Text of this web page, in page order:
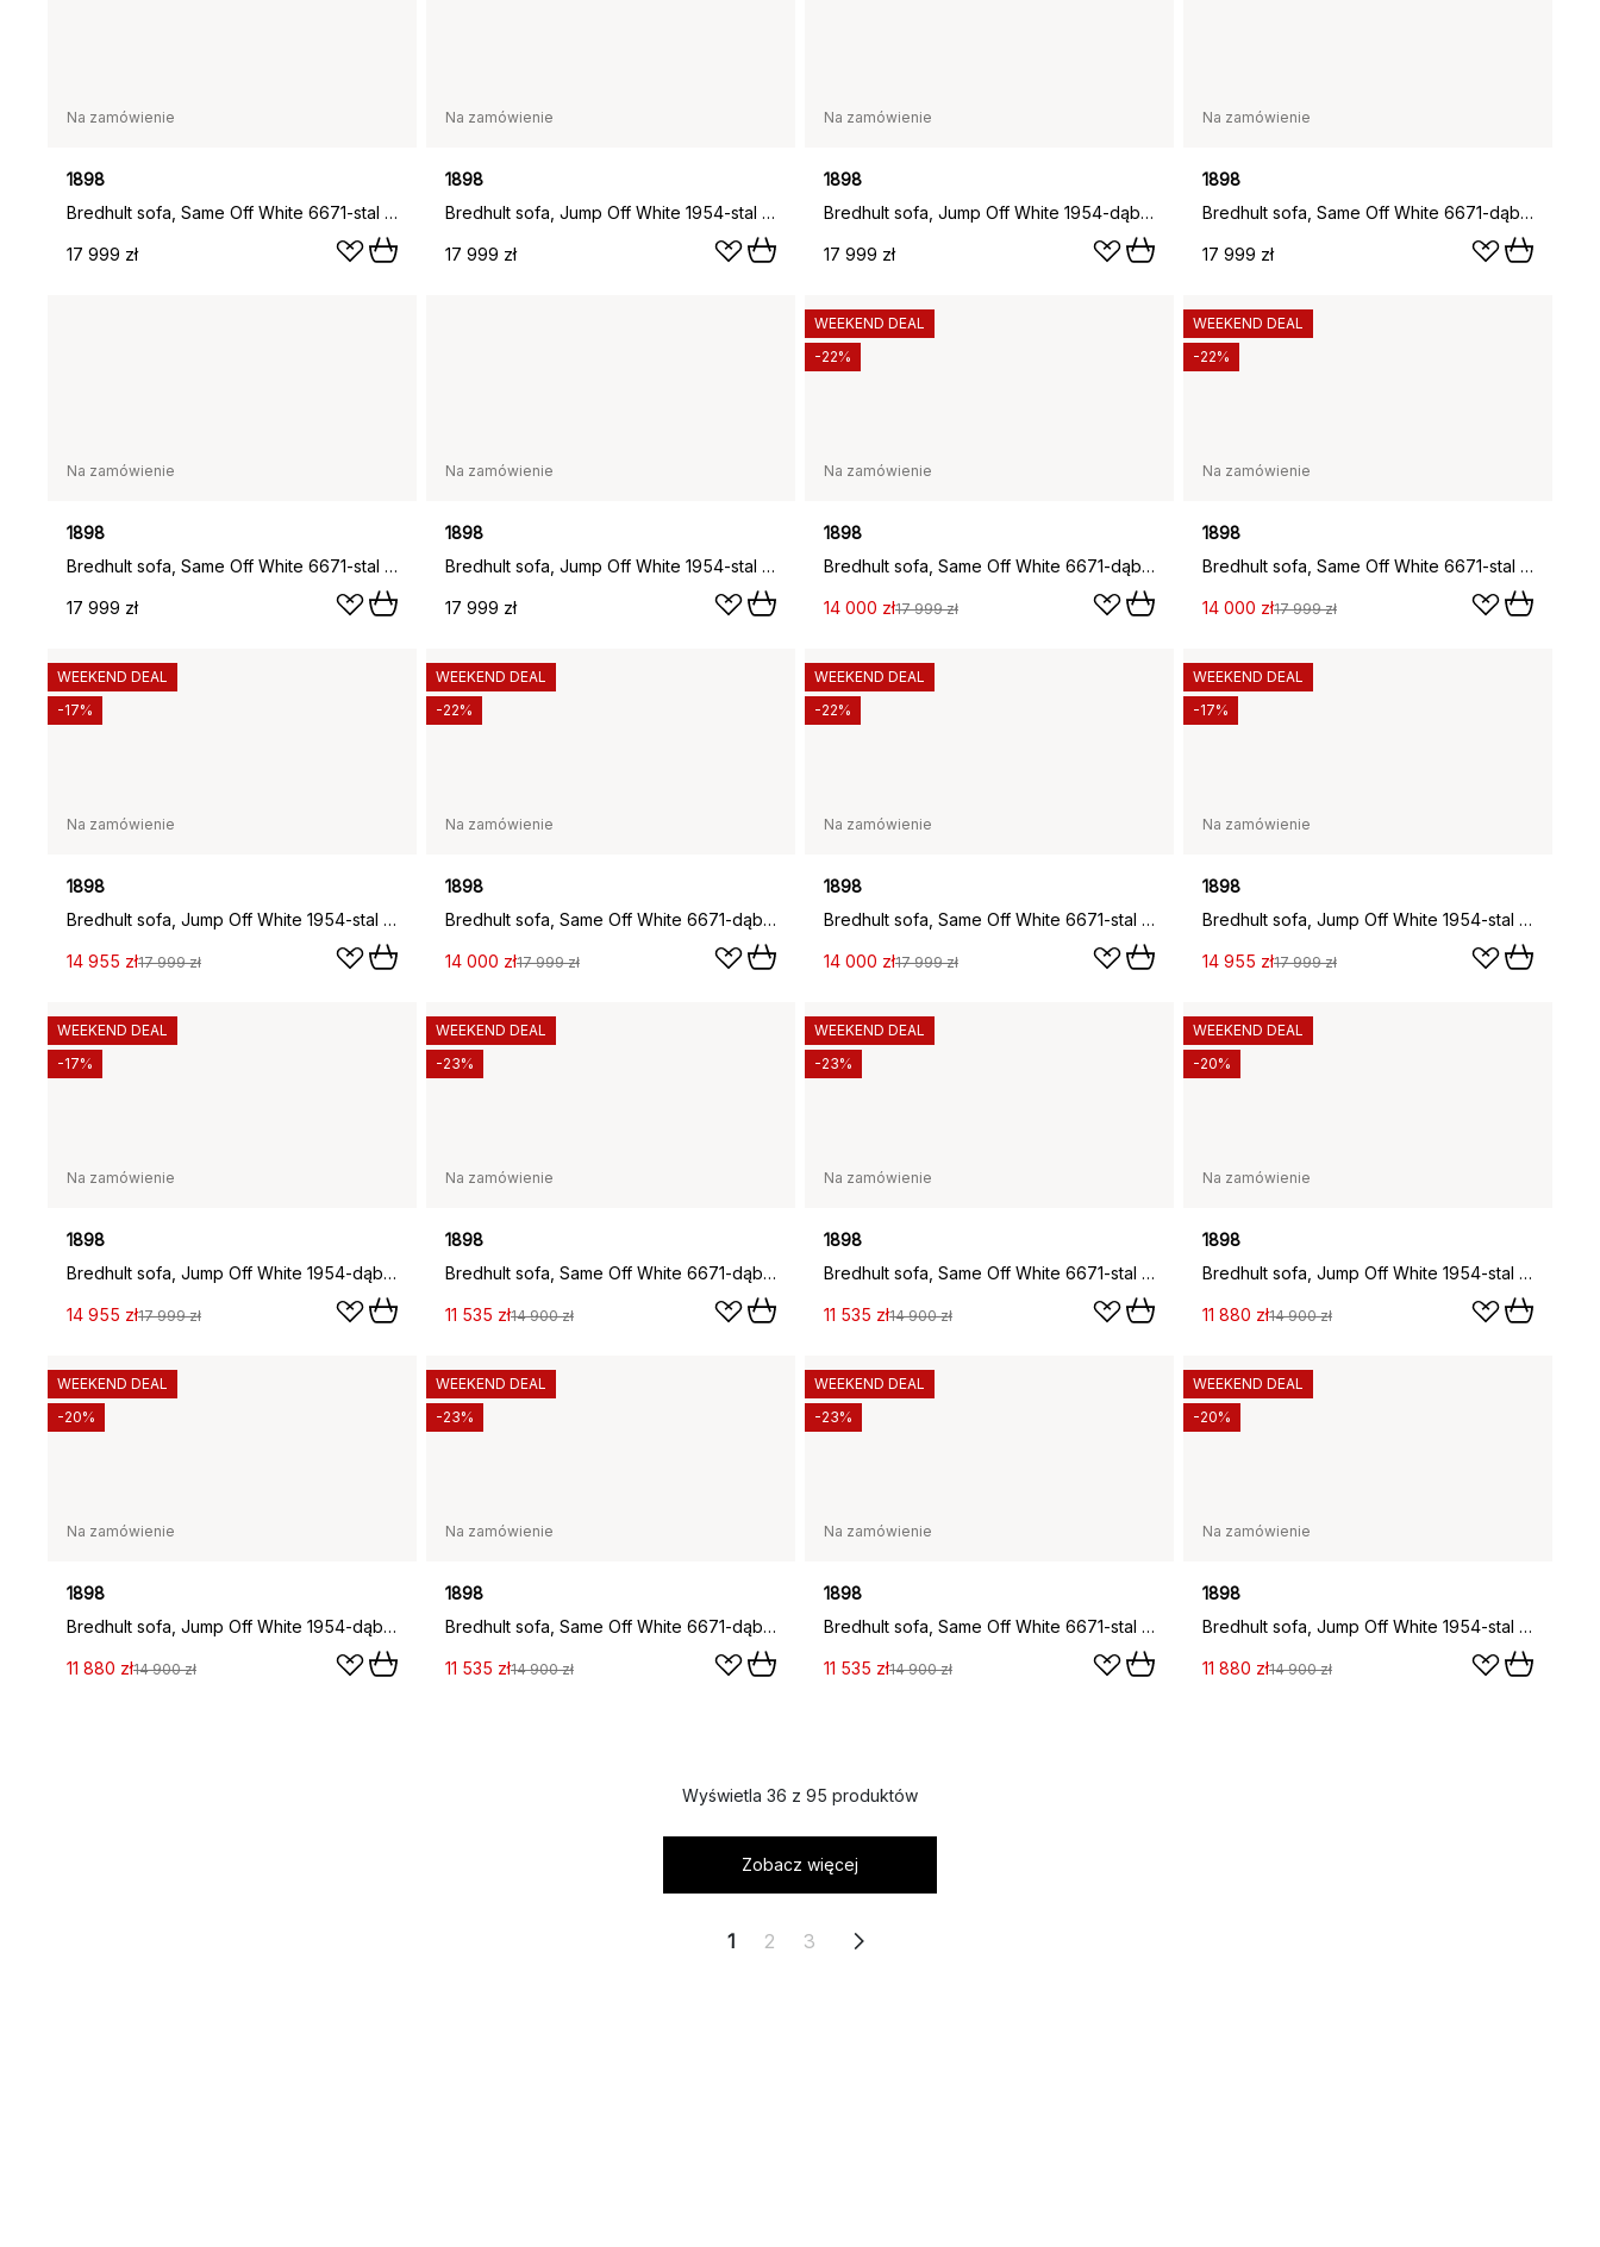
Na zamówienie
1898
Bredhult sofa, Same Off White 6671-stal czarna, 3-osobowa A1
17 999 zł
Na zamówienie
1898
Bredhult sofa, Jump Off White 1954-stal czarna, 3-osobowa A1
17 999 zł
Na zamówienie
1898
Bredhult sofa, Jump Off White 1954-dąb olejowany na biało, 3-osobowa A1
17 999 zł
Na zamówienie
1898
Bredhult sofa, Same Off White 6671-dąb olejowany na biało, 3-osobowa A2
17 999 zł
Na zamówienie
1898
Bredhult sofa, Same Off White 6671-stal czarna, 3-osobowa A2
17 999 zł
Na zamówienie
1898
Bredhult sofa, Jump Off White 1954-stal czarna, 3-osobowa A2
17 999 zł
Na zamówienie
1898
Bredhult sofa, Same Off White 6671-dąb olejowany na biało, 4-osobowa B1
14 000 zł17 999 zł
WEEKEND DEAL
-22%
Na zamówienie
1898
Bredhult sofa, Same Off White 6671-stal czarna, 4-osobowa B1
14 000 zł17 999 zł
WEEKEND DEAL
-22%
Na zamówienie
1898
Bredhult sofa, Jump Off White 1954-stal czarna, 4-osobowa B1
14 955 zł17 999 zł
WEEKEND DEAL
-17%
Na zamówienie
1898
Bredhult sofa, Same Off White 6671-dąb olejowany na biało, 4-osobowa B2
14 000 zł17 999 zł
WEEKEND DEAL
-22%
Na zamówienie
1898
Bredhult sofa, Same Off White 6671-stal czarna, 4-osobowa B2
14 000 zł17 999 zł
WEEKEND DEAL
-22%
Na zamówienie
1898
Bredhult sofa, Jump Off White 1954-stal czarna, 4-osobowa B2
14 955 zł17 999 zł
WEEKEND DEAL
-17%
Na zamówienie
1898
Bredhult sofa, Jump Off White 1954-dąb olejowany na biało, 4-osobowa B2
14 955 zł17 999 zł
WEEKEND DEAL
-17%
Na zamówienie
1898
Bredhult sofa, Same Off White 6671-dąb olejowany na biało, 2,5-osobowa C1
11 535 zł14 900 zł
WEEKEND DEAL
-23%
Na zamówienie
1898
Bredhult sofa, Same Off White 6671-stal czarna, 2,5-osobowa C1
11 535 zł14 900 zł
WEEKEND DEAL
-23%
Na zamówienie
1898
Bredhult sofa, Jump Off White 1954-stal czarna, 2,5-osobowa C1
11 880 zł14 900 zł
WEEKEND DEAL
-20%
Na zamówienie
1898
Bredhult sofa, Jump Off White 1954-dąb olejowany na biało, 2,5-osobowa C1
11 880 zł14 900 zł
WEEKEND DEAL
-20%
Na zamówienie
1898
Bredhult sofa, Same Off White 6671-dąb olejowany na biało, 2,5-osobowa C2
11 535 zł14 900 zł
WEEKEND DEAL
-23%
Na zamówienie
1898
Bredhult sofa, Same Off White 6671-stal czarna, 2,5-osobowa C2
11 535 zł14 900 zł
WEEKEND DEAL
-23%
Na zamówienie
1898
Bredhult sofa, Jump Off White 1954-stal czarna, 2,5-osobowa C2
11 880 zł14 900 zł
WEEKEND DEAL
-20%
Wyświetla 36 z 95 produktów
Zobacz więcej
1 2 3